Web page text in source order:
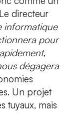
directeur
informatique
pour
dégagera
Un projet
tuyaux, mais